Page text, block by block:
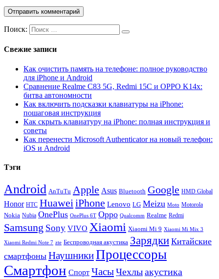
Поиск:
Свежие записи
Как очистить память на телефоне: полное руководство
для iPhone и Android
Сравнение Realme C83 5G, Redmi 15C и OPPO K14x:
битва автономности
Как включить подсказки клавиатуры на iPhone:
пошаговая инструкция
Как скрыть клавиатуру на iPhone: полная инструкция и
советы
Как перенести Microsoft Authenticator на новый телефон:
iOS и Android
Тэги
Android AnTuTu Apple Asus Bluetooth Google HMD Global
Honor HTC HuaweiiPhone Lenovo LG Meizu Moto Motorola
Nokia Nubia OnePlus OnePlus 6T Oppo Qualcomm Realme Redmi
Samsung Sony VIVO Xiaomi Xiaomi Mi 9 Xiaomi Mi Mix 3
Xiaomi Redmi Note 7 zte Беспроводная акустика Зарядки Китайские
смартфоны НаушникиПроцессоры
Смартфон Спорт ЧасыЧехлыакустика